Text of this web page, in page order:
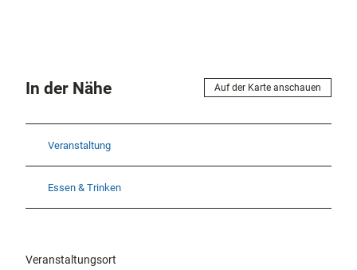
In der Nähe Auf der Karte anschauen
Veranstaltung
Essen & Trinken
Veranstaltungsort